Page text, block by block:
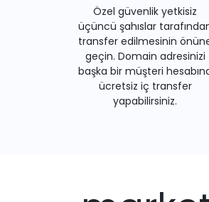
Özel güvenlik yetkisiz
üçüncü şahıslar
transfer edilmesinin
geçin. Domain adresinizi
başka bir müşteri
ücretsiz iç transfer
yapabilirsiniz.